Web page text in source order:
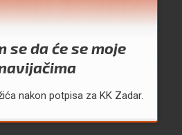
se da će se moje
nakon potpisa za KK Zadar.